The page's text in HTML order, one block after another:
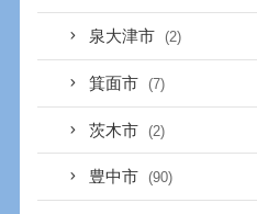
泉大津市 (2)
箕面市 (7)
茨木市 (2)
豊中市 (90)